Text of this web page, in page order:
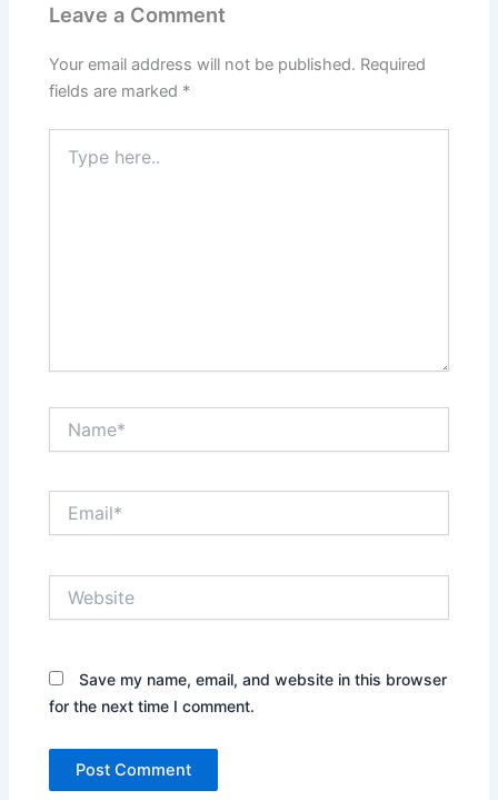
Leave a Comment
Your email address will not be published. Required
fields are marked *
here..
Save my name, email, and website in this browser
for the next time I comment.